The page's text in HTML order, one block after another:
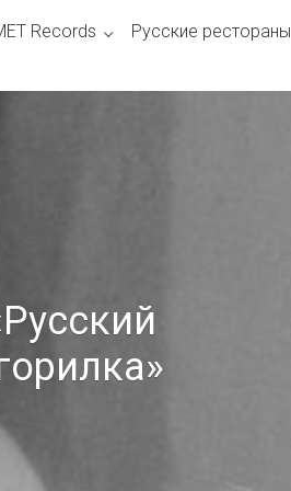
Records Русские рестораны